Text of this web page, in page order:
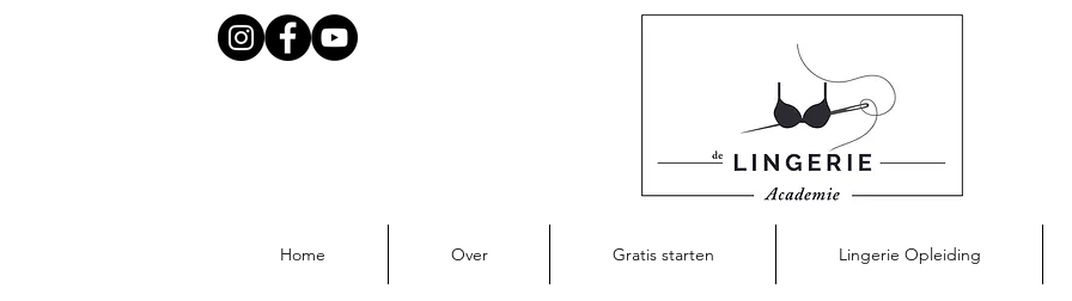
Home Over Gratis starten Lingerie Opleiding